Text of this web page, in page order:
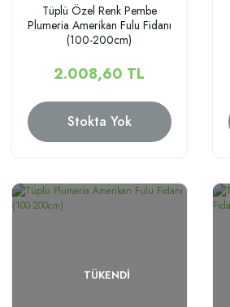
Tüplü Özel Renk Pembe
Plumeria Amerikan Fulu Fidanı
(100-200cm)
2.008,60 TL
Stokta Yok
TÜKENDI